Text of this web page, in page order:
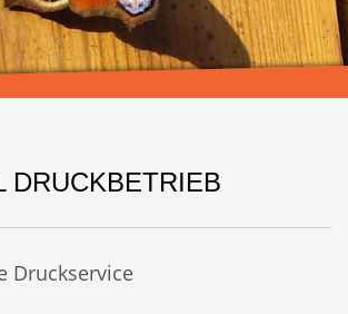
DRUCKBETRIEB
Druckservice